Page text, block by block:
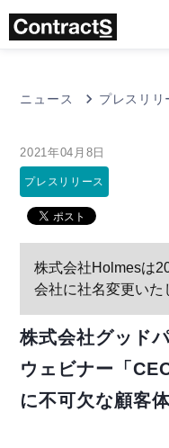
ニュース プレスリリ
2021年04月8日
プレスリリース
株式会社Holmesは
会社に社名変更いた
株式会社グッド
ウェビナー「
に不可欠な顧客